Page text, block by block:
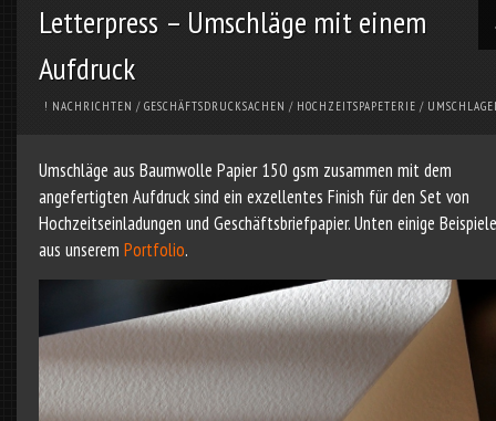
Letterpress – Umschläge mit einem
Aufdruck
! NACHRICHTEN / GESCHÄFTSDRUCKSACHEN / HOCHZEITSPAPETERIE /
Umschläge aus Baumwolle Papier 150 gsm zusammen mit dem
angefertigten Aufdruck sind ein exzellentes Finish für den Set von
Hochzeitseinladungen und Geschäftsbriefpapier. Unten einige Beispiele
aus unserem Portfolio.